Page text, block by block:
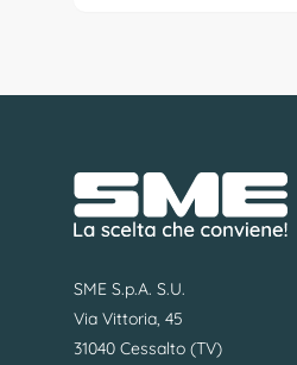
SME S.p.A. S.U.
Via Vittoria, 45
31040 Cessalto (TV)